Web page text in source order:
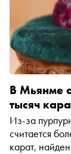
В Мьянме
тысяч
Из-за
считается
карат,